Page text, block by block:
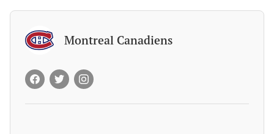
Montreal Canadiens